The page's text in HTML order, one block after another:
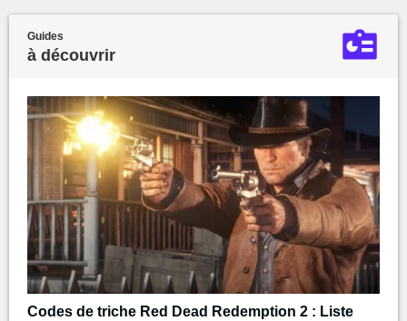
Guides
à découvrir
Codes de triche Red Dead Redemption 2 : Liste